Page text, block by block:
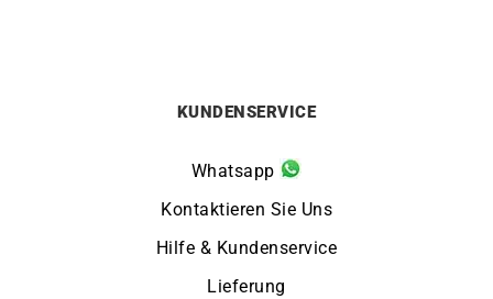
KUNDENSERVICE
Whatsapp
Kontaktieren Sie Uns
Hilfe & Kundenservice
Lieferung